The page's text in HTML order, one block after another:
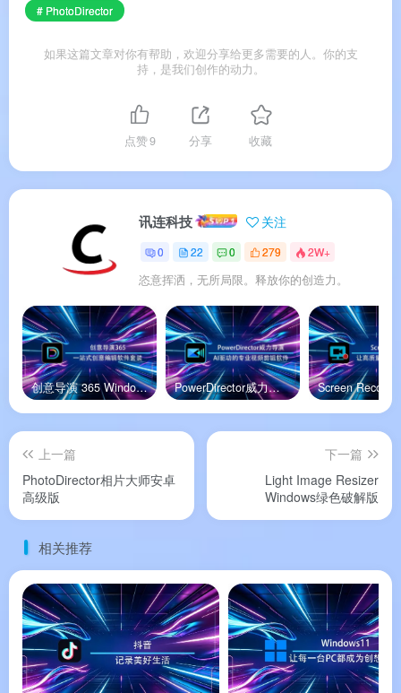
辑，以及 HDR 合成和光影特效添加。
✨ 软件特色
🤖AI 全流程赋能：从修图到管理，AI 贯穿整个工
作流，让复杂操作一键完成。
🖼️专业与易用的完美平衡：包含摄影师所需的所
有核心工具，同时对新用户极为友好。
💰一次性买断，超高性价比：高级版仅需
$99.99，相比 Adobe 订阅制更具价格优势。
📦200+ 功能全覆盖：从基本调整到高级图层合
成，从 RAW 处理到全景拼接，一应俱全。
🎯
：所有调整均可随时修改，
不用担心破坏原始照片。
软件亮点
🌟 软件亮点
🏆 PCMag 推荐，实力认证 ：被 PCMag 评为功能
全面的照片编辑套件，以 AI 智能和亲民价格脱颖
# PhotoDirector
如果这篇文章对你有帮助，欢迎分享给更多需要的人。你的支
持，是我们创作的动力。
点赞9 分享 收藏
讯连科技 关注
0 22 0 279 2W+
恣意挥洒，无所局限。释放你的创造力。
创意导演 365 Windows官方版 PowerDirector威力导演安卓官方版
上一篇
PhotoDirector相片大师安卓
高级版
下一篇
Light Image Resizer
Windows绿色破解版
相关推荐